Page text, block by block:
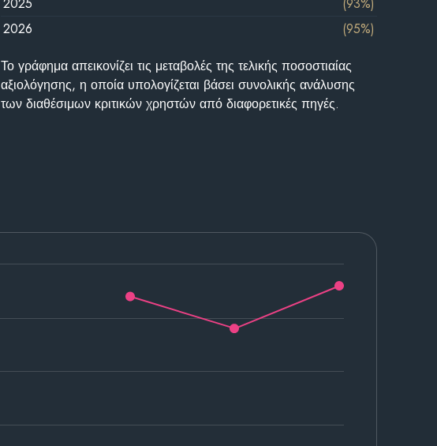
2026
(95%)
Το γράφημα απεικονίζει τις μεταβολές της τελικής ποσοστιαίας
αξιολόγησης, η οποία υπολογίζεται βάσει συνολικής ανάλυσης
των διαθέσιμων κριτικών χρηστών από διαφορετικές πηγές.